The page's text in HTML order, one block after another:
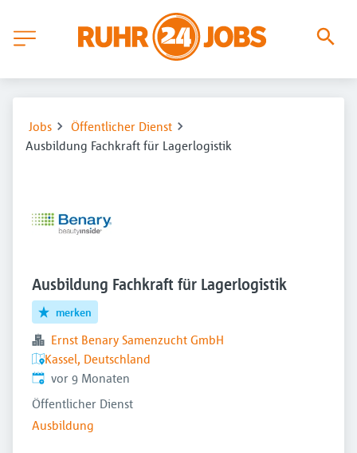
Jobs
Öffentlicher Dienst
Ausbildung Fachkraft für Lagerlogistik
Ausbildung Fachkraft für Lagerlogistik
merken
Ernst Benary Samenzucht GmbH
Kassel, Deutschland
Veröffentlicht:
vor 9 Monaten
Öffentlicher Dienst
Ausbildung